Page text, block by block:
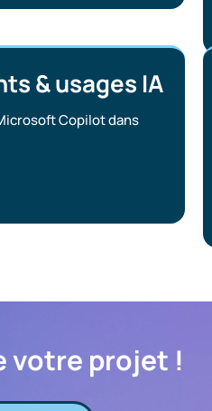
& usages IA​
Copilot dans
votre projet !